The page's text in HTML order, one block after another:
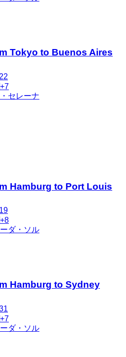
Tokyo to Buenos Aires
+7
セレーナ
Hamburg to Port Louis
+8
ダ・ソル
Hamburg to Sydney
+7
ダ・ソル